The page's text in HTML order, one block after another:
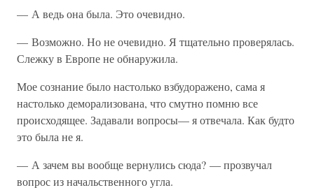
— А ведь она была. Это очевидно.
— Возможно. Но не очевидно. Я тщательно проверялась.
Слежку в Европе не обнаружила.
Мое сознание было настолько взбудоражено, сама я
настолько деморализована, что смутно помню все
происходящее. Задавали вопросы— я отвечала. Как будто
это была не я.
— А зачем вы вообще вернулись сюда? — прозвучал
вопрос из начальственного угла.